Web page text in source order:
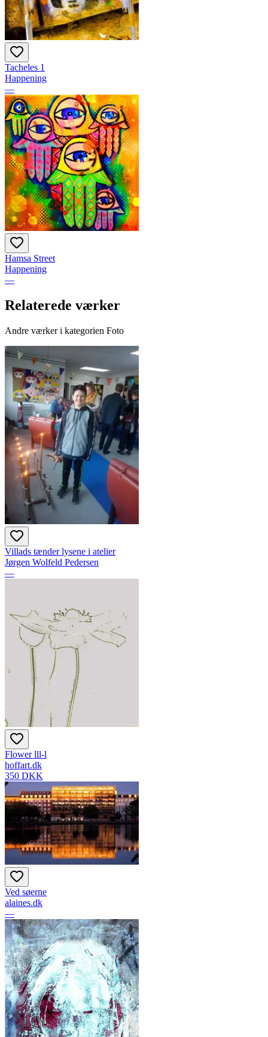
Tacheles 1
Happening
—
Hamsa Street
Happening
—
Relaterede værker
Andre værker i kategorien Foto
Villads tænder lysene i atelier
Jørgen Wolfeld Pedersen
—
Flower lll-l
hoffart.dk
350 DKK
Ved søerne
alaines.dk
—